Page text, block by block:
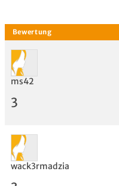
ms42
3
wack3rmadzia